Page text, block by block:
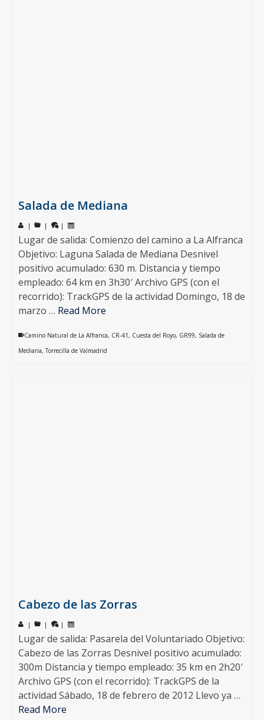
Salada de Mediana
| | |
Lugar de salida: Comienzo del camino a La Alfranca
Objetivo: Laguna Salada de Mediana Desnivel
positivo acumulado: 630 m. Distancia y tiempo
empleado: 64 km en 3h30′ Archivo GPS (con el
recorrido): TrackGPS de la actividad Domingo, 18 de
marzo … Read More
Camino Natural de La Alfranca, CR-41, Cuesta del Royo, GR99, Salada de
Mediana,Torrecilla de Valmadrid
Cabezo de las Zorras
| | |
Lugar de salida: Pasarela del Voluntariado Objetivo:
Cabezo de las Zorras Desnivel positivo acumulado:
300m Distancia y tiempo empleado: 35 km en 2h20′
Archivo GPS (con el recorrido): TrackGPS de la
actividad Sábado, 18 de febrero de 2012 Llevo ya …
Read More